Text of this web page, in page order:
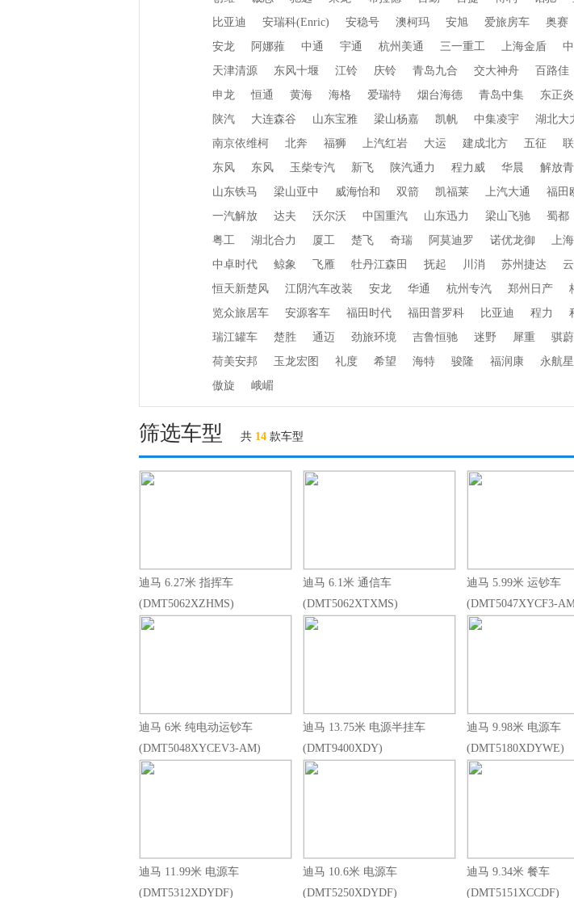
比亚迪
安瑞科(Enric) 安稳号 澳柯玛 安旭 爱旅房车 奥赛
安龙
阿娜蕥 中通 宇通 杭州美通 三一重工 上海金盾
天津清源
东风十堰 江铃 庆铃 青岛九合 交大神舟 百路佳
申龙
恒通 黄海 海格 爱瑞特 烟台海德 青岛中集 东正
陕汽
大连森谷 山东宝雅 梁山杨嘉 凯帆 中集凌宇 湖北大
南京依维柯
北奔 福狮 上汽红岩 大运 建成北方 五征
东风
东风 玉柴专汽 新飞 陕汽通力 程力威 华晨 解放
山东铁马
梁山亚中 威海怡和 双箭 凯福莱 上汽大通 福田
一汽解放
达夫 沃尔沃 中国重汽 山东迅力 梁山飞驰 蜀都
粤工
湖北合力 厦工 楚飞 奇瑞 阿莫迪罗 诺优龙御 上
中卓时代
鲸象 飞雁 牡丹江森田 抚起 川消 苏州捷达
恒天新楚风
江阴汽车改装 安龙 华通 杭州专汽 郑州日产
览众旅居车
安源客车 福田时代 福田普罗科 比亚迪 程力
瑞江罐车
楚胜 通迈 劲旅环境 吉鲁恒驰 迷野 犀重 骐蔚
荷美安邦
玉龙宏图 礼度 希望 海特 骏隆 福润康 永航星
傲旋
峨嵋
筛选车型 共 14 款车型
迪马 6.27米 指挥车
(DMT5062XZHMS)
迪马 6.1米 通信车
(DMT5062XTXMS)
迪马 5.99米 运钞车
(DMT5047XYCF3-
迪马 6米 纯电动运钞车
(DMT5048XYCEV3-AM)
迪马 13.75米 电源半挂车
(DMT9400XDY)
迪马 9.98米 电源车
(DMT5180XDYWE)
迪马 11.99米 电源车
(DMT5312XDYDF)
迪马 10.6米 电源车
(DMT5250XDYDF)
迪马 9.34米 餐车
(DMT5151XCCDF)